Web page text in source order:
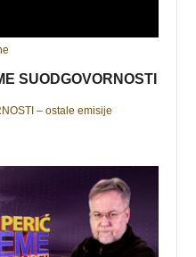
SUODGOVORNOSTI
– ostale emisije